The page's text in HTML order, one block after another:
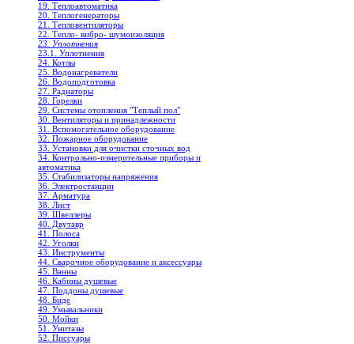
19. Теплоавтоматика
20. Теплогенераторы
21. Тепловентиляторы
22. Тепло- вибро- шумоизоляция
23. Уплотнения
23.1. Уплотнения
24. Котлы
25. Водонагреватели
26. Водоподготовка
27. Радиаторы
28. Горелки
29. Системы отопления "Теплый пол"
30. Вентиляторы и принадлежности
31. Вспомогательное оборудование
32. Пожарное оборудование
33. Установки для очистки сточных вод
34. Контрольно-измерительные приборы и
автоматика
35. Стабилизаторы напряжения
36. Электростанции
37. Арматура
38. Лист
39. Швеллеры
40. Двутавр
41. Полоса
42. Уголки
43. Инструменты
44. Сварочное оборудование и аксессуары
45. Ванны
46. Кабины душевые
47. Поддоны душевые
48. Биде
49. Умывальники
50. Мойки
51. Унитазы
52. Писсуары